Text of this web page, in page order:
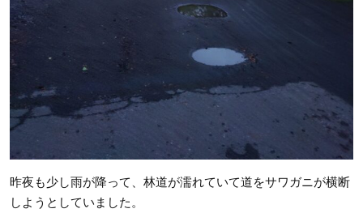
昨夜も少し雨が降って、林道が濡れていて道をサワガニが横断
しようとしていました。